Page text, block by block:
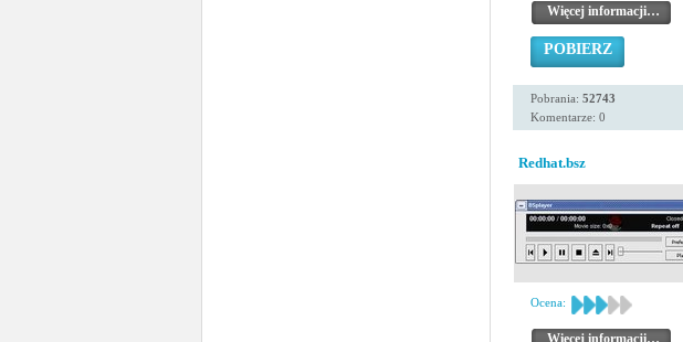
Więcej informacji…
POBIERZ
Pobrania: 52743
Komentarze: 0
Redhat.bsz
Ocena:
Więcej informacji…